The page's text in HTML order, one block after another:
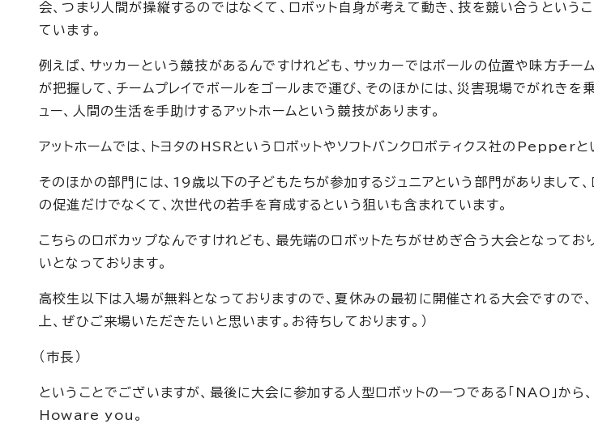
会、つまり人間が操縦するのではなくて、ロボット自身が考えて動き、技を競い合うという
ています。
例えば、サッカーという競技があるんですけれども、サッカーではボールの位置や味方チー
が把握して、チームプレイでボールをゴールまで運び、そのほかには、災害現場でがれきを
ュー、人間の生活を手助けするアットホームという競技があります。
アットホームでは、トヨタのHSRというロボットやソフトバンクロボティクス社のPepperと
そのほかの部門には、19歳以下の子どもたちが参加するジュニアという部門がありまして
の促進だけでなくて、次世代の若手を育成するという狙いも含まれています。
こちらのロボカップなんですけれども、最先端のロボットたちがせめぎ合う大会となってお
いとなっております。
高校生以下は入場が無料となっておりますので、夏休みの最初に開催される大会ですので
上、ぜひご来場いただきたいと思います。お待ちしております。）
（市長）
ということでございますが、最後に大会に参加する人型ロボットの一つである「NAO」から
Howare you。